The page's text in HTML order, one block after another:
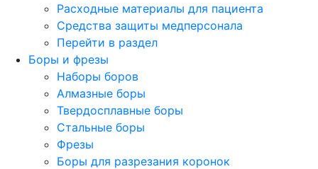
Расходные материалы для пациента
Средства защиты медперсонала
Перейти в раздел
Боры и фрезы
Наборы боров
Алмазные боры
Твердосплавные боры
Стальные боры
Фрезы
Боры для разрезания коронок